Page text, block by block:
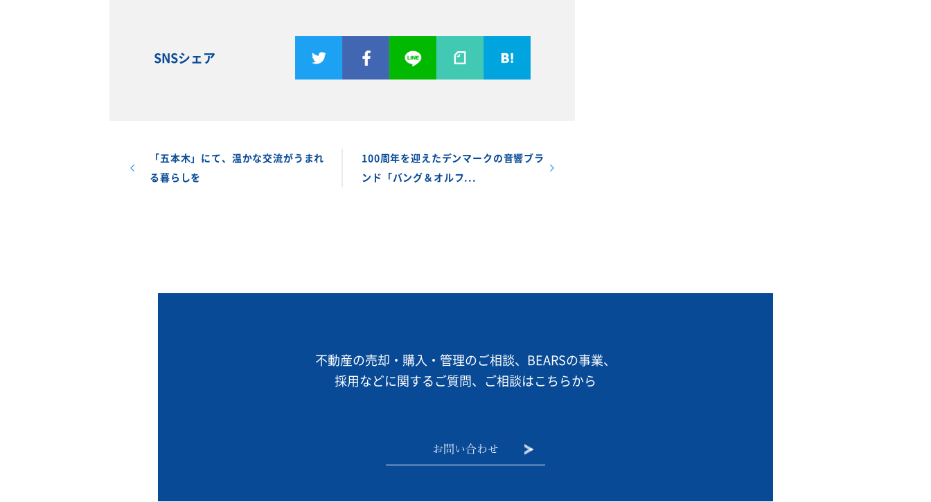
SNSシェア
「五本木」にて、温かな交流がうまれ
る暮らしを
100周年を迎えたデンマークの音響ブラ
ンド「バング＆オルフ...
不動産の売却・購入・管理のご相談、BEARSの事業、
採用などに関するご質問、ご相談はこちらから
お問い合わせ